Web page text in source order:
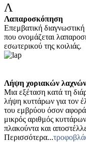
Λ
Λαπαροσκόπηση
Επεμβατική
που ονομάζεται
εσωτερικού της κοιλιάς.
Λήψη χοριακών
Μια εξέταση κατά τη
λήψη κυττάρων για τον
του εμβρύου όσον αφορά
μικρός αριθμός
πλακούντα και
Περισσότερα...